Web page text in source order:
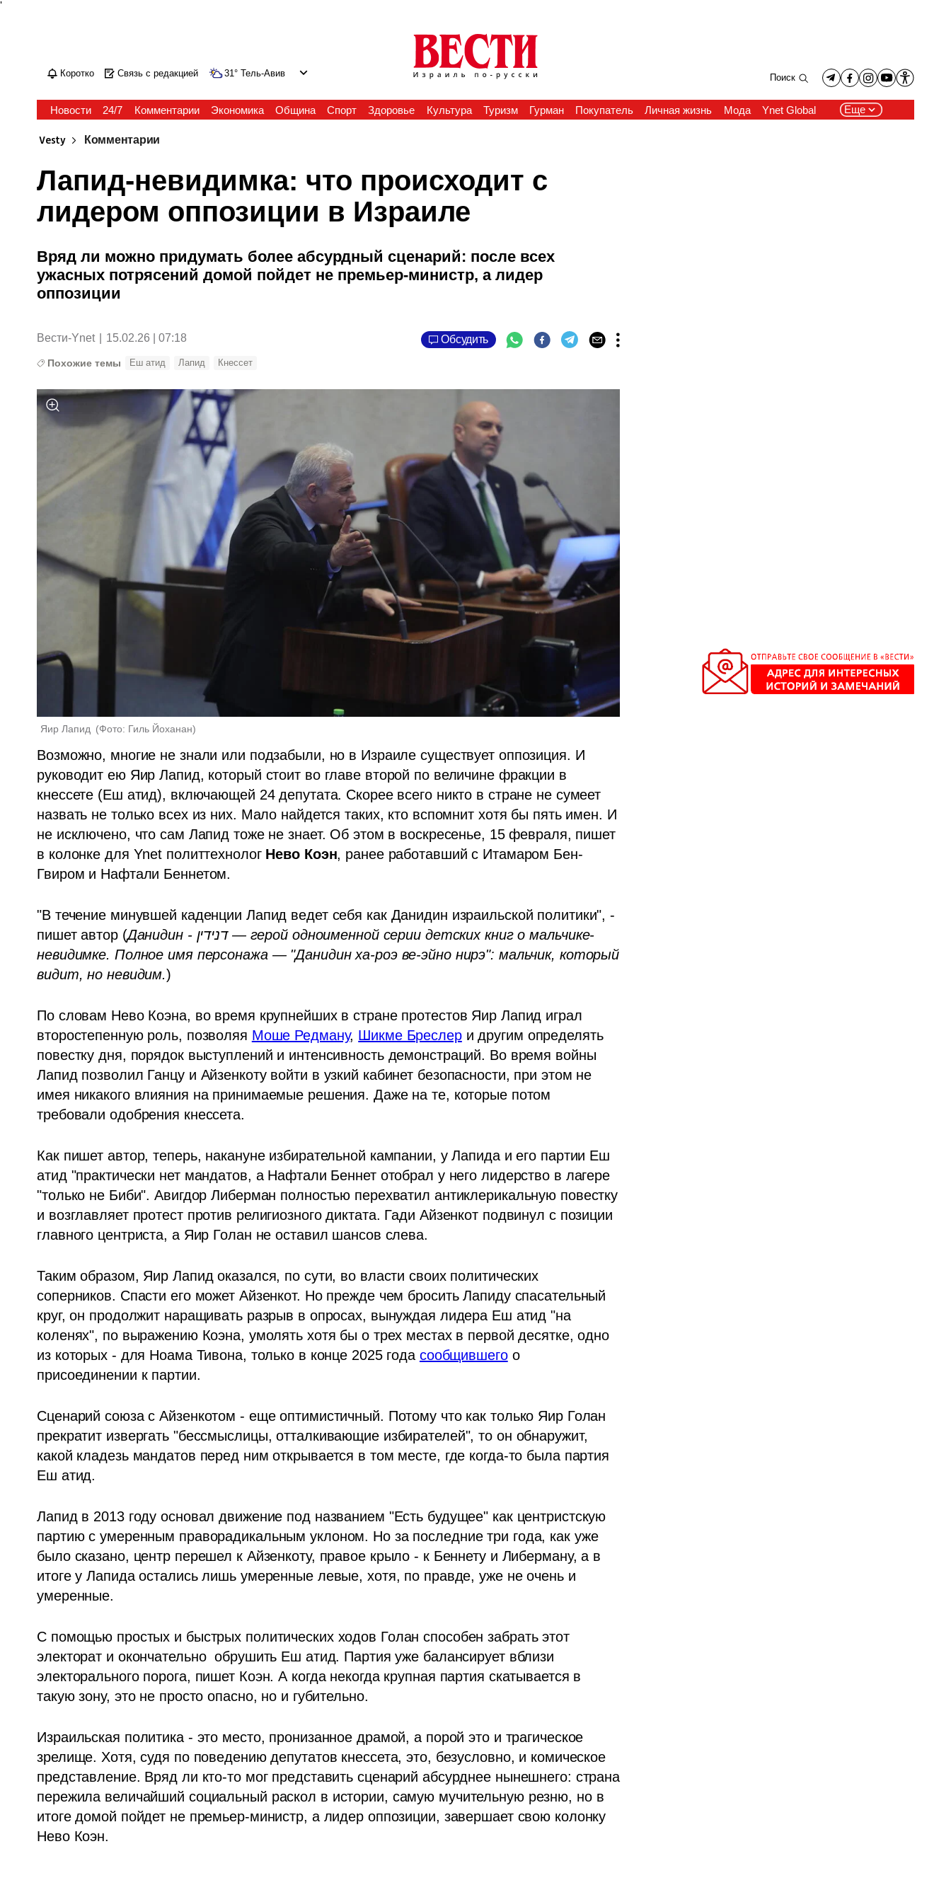
'
Коротко Связь с редакцией 31° Тель-Авив Поиск
Новости 24/7 Комментарии Экономика Община Спорт Здоровье Культура Туризм Гурман Покупатель Личная жизнь Мода Ynet Global Еще
Vesty Комментарии
Лапид-невидимка: что происходит с
лидером оппозиции в Израиле
Вряд ли можно придумать более абсурдный сценарий: после всех
ужасных потрясений домой пойдет не премьер-министр, а лидер
оппозиции
Вести-Ynet 15.02.26 | 07:18 Обсудить
Похожие темы Еш атид Лапид Кнессет
Яир Лапид (Фото: Гиль Йоханан)
Возможно, многие не знали или подзабыли, но в Израиле существует оппозиция. И
руководит ею Яир Лапид, который стоит во главе второй по величине фракции в
кнессете (Еш атид), включающей 24 депутата. Скорее всего никто в стране не сумеет
назвать не только всех из них. Мало найдется таких, кто вспомнит хотя бы пять имен. И
не исключено, что сам Лапид тоже не знает. Об этом в воскресенье, 15 февраля, пишет
в колонке для Ynet политтехнолог Нево Коэн, ранее работавший с Итамаром Бен-
Гвиром и Нафтали Беннетом.
"В течение минувшей каденции Лапид ведет себя как Данидин израильской политики", -
пишет автор (Данидин - דנידין — герой одноименной серии детских книг о мальчике-
невидимке. Полное имя персонажа — "Данидин ха-роэ ве-эйно нирэ": мальчик, который
видит, но невидим.)
По словам Нево Коэна, во время крупнейших в стране протестов Яир Лапид играл
второстепенную роль, позволяя Моше Редману, Шикме Бреслер и другим определять
повестку дня, порядок выступлений и интенсивность демонстраций. Во время войны
Лапид позволил Ганцу и Айзенкоту войти в узкий кабинет безопасности, при этом не
имея никакого влияния на принимаемые решения. Даже на те, которые потом
требовали одобрения кнессета.
Как пишет автор, теперь, накануне избирательной кампании, у Лапида и его партии Еш
атид "практически нет мандатов, а Нафтали Беннет отобрал у него лидерство в лагере
"только не Биби". Авигдор Либерман полностью перехватил антиклерикальную повестку
и возглавляет протест против религиозного диктата. Гади Айзенкот подвинул с позиции
главного центриста, а Яир Голан не оставил шансов слева.
Таким образом, Яир Лапид оказался, по сути, во власти своих политических
соперников. Спасти его может Айзенкот. Но прежде чем бросить Лапиду спасательный
круг, он продолжит наращивать разрыв в опросах, вынуждая лидера Еш атид "на
коленях", по выражению Коэна, умолять хотя бы о трех местах в первой десятке, одно
из которых - для Ноама Тивона, только в конце 2025 года сообщившего о
присоединении к партии.
Сценарий союза с Айзенкотом - еще оптимистичный. Потому что как только Яир Голан
прекратит извергать "бессмыслицы, отталкивающие избирателей", то он обнаружит,
какой кладезь мандатов перед ним открывается в том месте, где когда-то была партия
Еш атид.
Лапид в 2013 году основал движение под названием "Есть будущее" как центристскую
партию с умеренным праворадикальным уклоном. Но за последние три года, как уже
было сказано, центр перешел к Айзенкоту, правое крыло - к Беннету и Либерману, а в
итоге у Лапида остались лишь умеренные левые, хотя, по правде, уже не очень и
умеренные.
С помощью простых и быстрых политических ходов Голан способен забрать этот
электорат и окончательно  обрушить Еш атид. Партия уже балансирует вблизи
электорального порога, пишет Коэн. А когда некогда крупная партия скатывается в
такую зону, это не просто опасно, но и губительно.
Израильская политика - это место, пронизанное драмой, а порой это и трагическое
зрелище. Хотя, судя по поведению депутатов кнессета, это, безусловно, и комическое
представление. Вряд ли кто-то мог представить сценарий абсурднее нынешнего: страна
пережила величайший социальный раскол в истории, самую мучительную резню, но в
итоге домой пойдет не премьер-министр, а лидер оппозиции, завершает свою колонку
Нево Коэн.